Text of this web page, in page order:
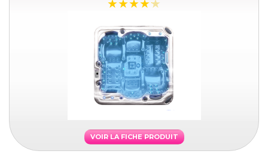
VOIR LA FICHE PRODUIT